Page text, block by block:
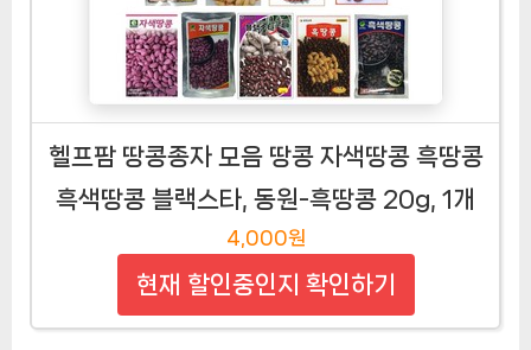
헬프팜 땅콩종자 모음 땅콩 자색땅콩 흑땅콩
흑색땅콩 블랙스타, 동원-흑땅콩 20g, 1개
4,000원
현재 할인중인지 확인하기